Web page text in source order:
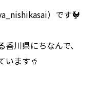
）です🐓
川県にちなんで、
います🥤